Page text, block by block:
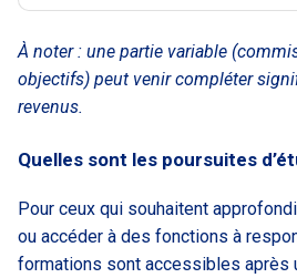
À noter : une partie variable
objectifs) peut venir compléter
revenus.
Quelles sont les poursuites
Pour ceux qui souhaitent
ou accéder à des fonctions à
formations sont accessibles après